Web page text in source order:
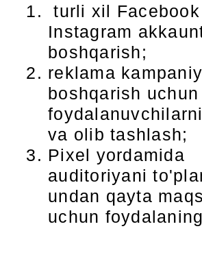
turli xil
Instagram
boshqarish;
reklama
boshqarish uchun
va olib tashlash;
Pixel yordamida
auditoriyani
undan qayta
uchun